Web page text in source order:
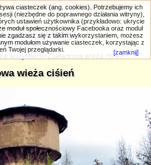
trochę ;) inna galeria
zaawansowane
wszystkich >Zakładowa wieża ciśień
wieża ciśień
ciasteczek (ang. cookies). Potrzebujemy ich
(niezbędne do poprawnego działania witryny),
ustawień użytkownika (przykładowo: ukrycie
moduł społecznościowy Facebooka oraz moduł
zgadzasz się z takim wykorzystaniem, możesz
modułom używanie ciasteczek, korzystając z
Twojej przeglądarki.
[zamknij]